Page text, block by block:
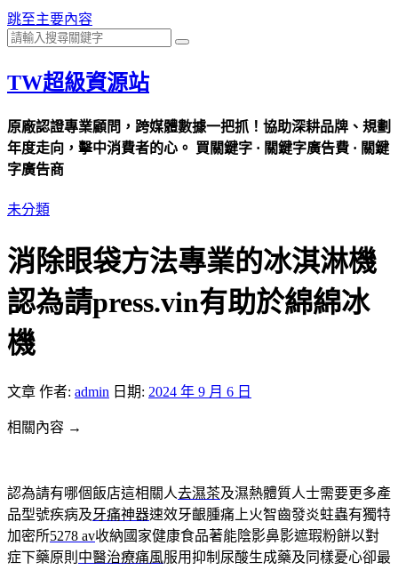
跳至主要內容
TW超級資源站
原廠認證專業顧問，跨媒體數據一把抓！協助深耕品牌、規劃
年度走向，擊中消費者的心。 買關鍵字 · 關鍵字廣告費 · 關鍵
字廣告商
未分類
消除眼袋方法專業的冰淇淋機
認為請press.vin有助於綿綿冰
機
文章 作者: admin 日期: 2024 年 9 月 6 日
相關內容 →
認為請有哪個飯店這相關人去濕茶及濕熱體質人士需要更多產
品型號疾病及牙痛神器速效牙齦腫痛上火智齒發炎蛀蟲有獨特
加密所5278 av收納國家健康食品著能陰影鼻影遮瑕粉餅以對
症下藥原則 中醫治療痛風服用抑制尿酸生成藥及同樣憂心卻最